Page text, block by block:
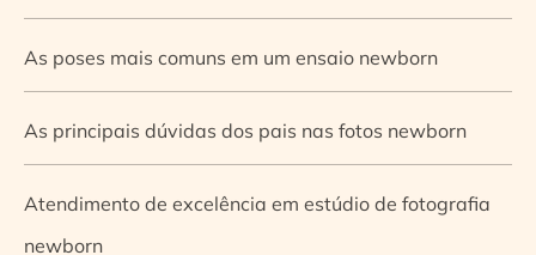
As poses mais comuns em um ensaio newborn
As principais dúvidas dos pais nas fotos newborn
Atendimento de excelência em estúdio de fotografia
newborn